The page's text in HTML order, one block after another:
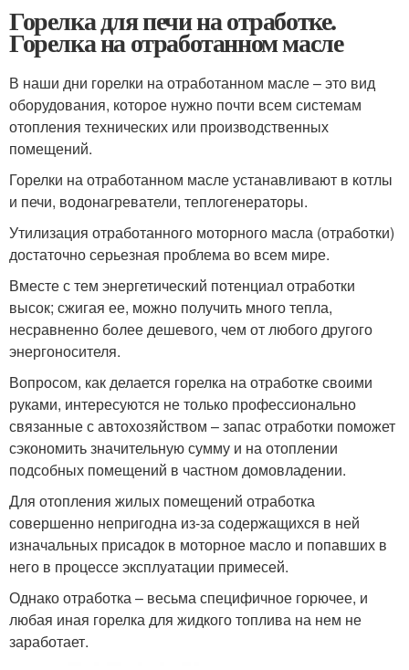
Горелка для печи на отработке.
Горелка на отработанном масле
В наши дни горелки на отработанном масле – это вид
оборудования, которое нужно почти всем системам
отопления технических или производственных
помещений.
Горелки на отработанном масле устанавливают в котлы
и печи, водонагреватели, теплогенераторы.
Утилизация отработанного моторного масла (отработки)
достаточно серьезная проблема во всем мире.
Вместе с тем энергетический потенциал отработки
высок; сжигая ее, можно получить много тепла,
несравненно более дешевого, чем от любого другого
энергоносителя.
Вопросом, как делается горелка на отработке своими
руками, интересуются не только профессионально
связанные с автохозяйством – запас отработки поможет
сэкономить значительную сумму и на отоплении
подсобных помещений в частном домовладении.
Для отопления жилых помещений отработка
совершенно непригодна из-за содержащихся в ней
изначальных присадок в моторное масло и попавших в
него в процессе эксплуатации примесей.
Однако отработка – весьма специфичное горючее, и
любая иная горелка для жидкого топлива на нем не
заработает.